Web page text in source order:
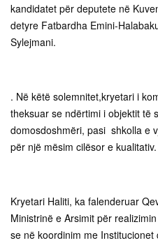
kandidatet për deputete në
detyre Fatbardha Emini-
Sylejmani.
. Në këtë solemnitet,kryetari i
theksuar se ndërtimi i objektit të
domosdoshmëri, pasi shkolla e
për një mësim cilësor e kualitativ.
Kryetari Haliti, ka falenderuar
Ministrinë e Arsimit për
se në koordinim me